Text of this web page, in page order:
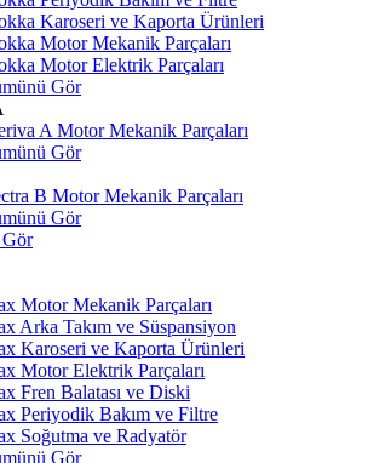
Karoseri ve Kaporta Ürünleri
Motor Mekanik Parçaları
Motor Elektrik Parçaları
Gör
A Motor Mekanik Parçaları
Gör
B Motor Mekanik Parçaları
Gör
Motor Mekanik Parçaları
Arka Takım ve Süspansiyon
Karoseri ve Kaporta Ürünleri
Motor Elektrik Parçaları
Fren Balatası ve Diski
Periyodik Bakım ve Filtre
Soğutma ve Radyatör
Gör